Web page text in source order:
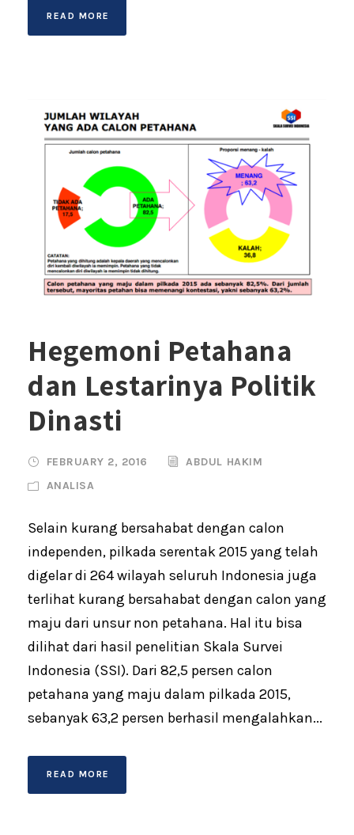
READ MORE
Hegemoni Petahana
dan Lestarinya Politik
Dinasti
FEBRUARY 2, 2016
ABDUL HAKIM
ANALISA
Selain kurang bersahabat dengan calon
independen, pilkada serentak 2015 yang telah
digelar di 264 wilayah seluruh Indonesia juga
terlihat kurang bersahabat dengan calon yang
maju dari unsur non petahana. Hal itu bisa
dilihat dari hasil penelitian Skala Survei
Indonesia (SSI). Dari 82,5 persen calon
petahana yang maju dalam pilkada 2015,
sebanyak 63,2 persen berhasil mengalahkan...
READ MORE